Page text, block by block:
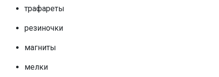
трафареты
резиночки
магниты
мелки